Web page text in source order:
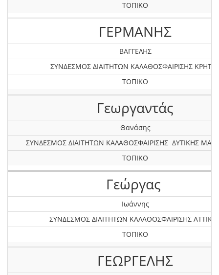
ΤΟΠΙΚΟ
ΓΕΡΜΑΝΗΣ
ΒΑΓΓΕΛΗΣ
ΣΥΝΔΕΣΜΟΣ ΔΙΑΙΤΗΤΩΝ ΚΑΛΑΘΟΣΦΑΙΡΙΣΗΣ
ΤΟΠΙΚΟ
Γεωργαντάς
Θανάσης
ΣΥΝΔΕΣΜΟΣ ΔΙΑΙΤΗΤΩΝ ΚΑΛΑΘΟΣΦΑΙΡΙΣΗΣ ΔΥΤΙΚΗΣ
ΤΟΠΙΚΟ
Γεώργας
Ιωάννης
ΣΥΝΔΕΣΜΟΣ ΔΙΑΙΤΗΤΩΝ ΚΑΛΑΘΟΣΦΑΙΡΙΣΗΣ
ΤΟΠΙΚΟ
ΓΕΩΡΓΕΛΗΣ